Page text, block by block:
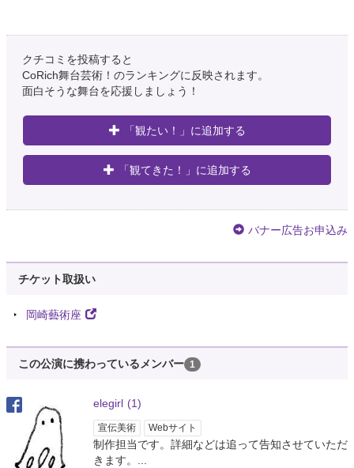
クチコミを投稿すると
CoRich舞台芸術！のランキングに反映されます。
面白そうな舞台を応援しましょう！
「観たい！」に追加する
「観てきた！」に追加する
バナー広告お申込み
チケット取扱い
岡崎藝術座
この公演に携わっているメンバー 1
elegirl (1)
宣伝美術 Webサイト
制作担当です。詳細などは追って告知させていただ
きます。...